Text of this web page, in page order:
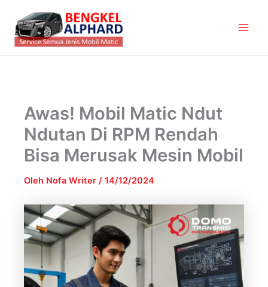
konten
Awas! Mobil Matic Ndut
Ndutan Di RPM Rendah
Bisa Merusak Mesin Mobil
Oleh Nofa Writer / 14/12/2024